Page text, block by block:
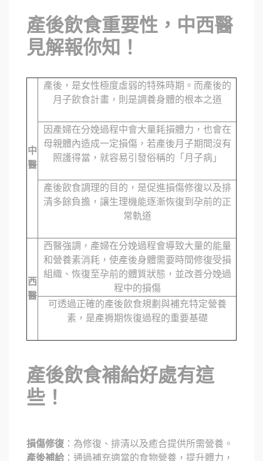
產後飲食重要性，中西醫
見解報你知！
中
醫
產後，是女性極度虛弱的特殊時期。而產後的
月子飲食計畫，則是調養身體的根本之道
因產婦在分娩過程中會大量耗損體力，也會在
母親體內造成一定損傷，若產後月子期間沒有
照護得當，就容易引發俗稱的「月子病」
產後飲食調理的目的，是促進損傷修復以及排
清多餘負擔，讓生理機能逐漸恢復到孕前的正
常軌道
西
醫
西醫強調，產婦在分娩過程會導致大量的能量
和營養素消耗，使產後身體需要時間修復受損
組織、恢復至孕前的體質狀態，並改善分娩過
程中的損傷
可透過正確的產後飲食規劃與補充特定營養
素，是產褥期恢復過程的重要基礎
產後飲食補給好處有這
些！
損傷修復 ：為修復、排清以及癒合提供所需營養。
產後補給：通過補充適當的食物營養，提升體力，